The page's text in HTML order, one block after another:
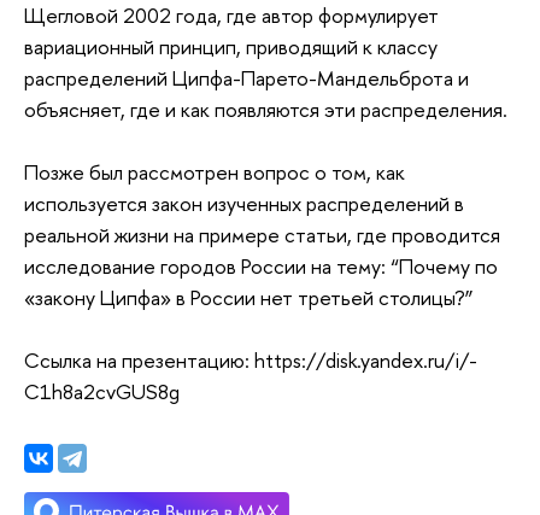
Щегловой 2002 года, где автор формулирует
вариационный принцип, приводящий к классу
распределений Ципфа-Парето-Мандельброта и
объясняет, где и как появляются эти распределения.
Позже был рассмотрен вопрос о том, как
используется закон изученных распределений в
реальной жизни на примере статьи, где проводится
исследование городов России на тему: “Почему по
«закону Ципфа» в России нет третьей столицы?”
Ссылка на презентацию: https://disk.yandex.ru/i/-
C1h8a2cvGUS8g